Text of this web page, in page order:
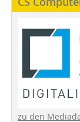
zu den